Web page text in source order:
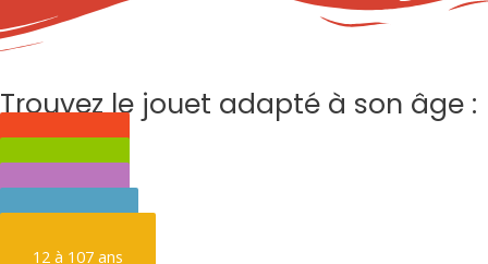
Trouvez le jouet adapté à son âge :
12 à 107 ans